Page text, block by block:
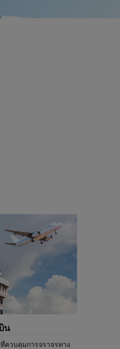
น
ควบคุมการจราจรทาง